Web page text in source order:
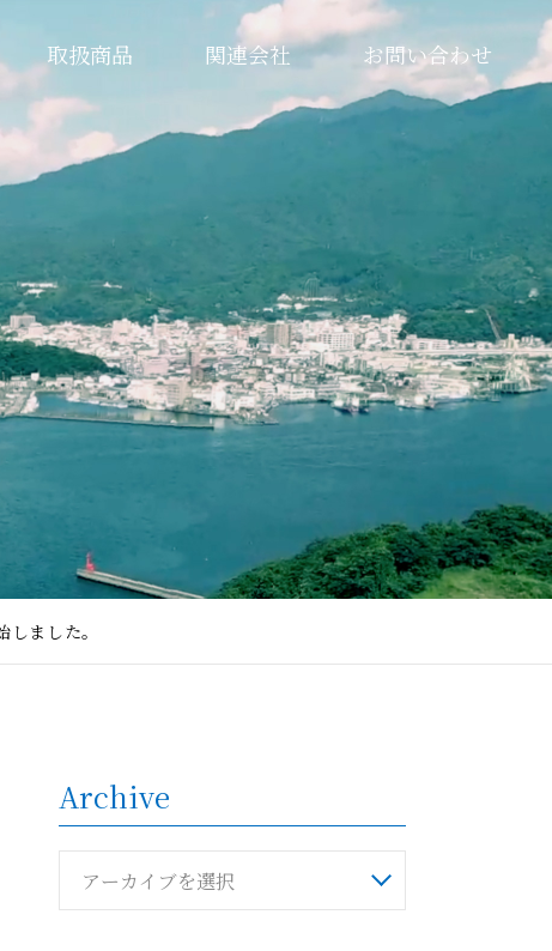
取扱商品 関連会社 お問い合わせ
ました。
Archive